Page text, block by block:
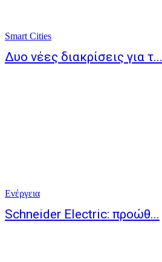
Smart Cities
Δυο νέες διακρίσεις για τ...
Ενέργεια
Schneider Electric: προώθ...